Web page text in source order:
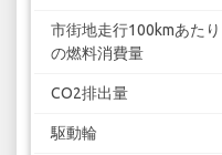
市街地走行100kmあたり
の燃料消費量
CO2排出量
駆動輪